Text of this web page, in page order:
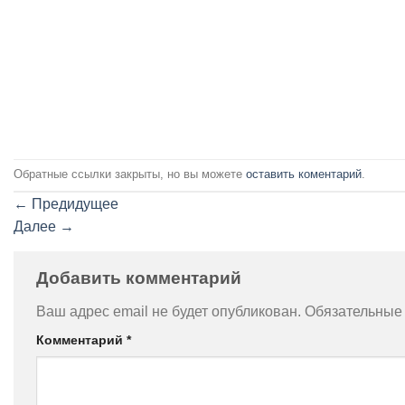
Обратные ссылки закрыты, но вы можете оставить коментарий
← Предидущее
Далее →
Добавить комментарий
Ваш адрес email не будет опубликован.
Комментарий *